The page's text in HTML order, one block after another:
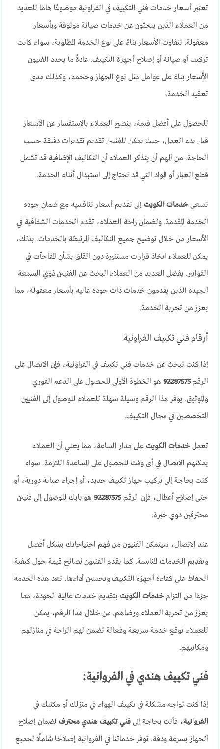
تعتبر أسعار خدمات فني التكييف في الفراونية موضوعًا هامًا للعديد
من العملاء الذين يبحثون عن خدمات صيانة موثوقة وبأسعار
معقولة. تتفاوت الأسعار بناءً على نوع الخدمة المطلوبة، سواء كانت
تركيب أو صيانة أو إصلاح أجهزة التكييف. عادةً ما يحدد الفنيون
الأسعار بناءً على عوامل مثل نوع الجهاز وحجمه، وكذلك مدى
تعقيد الخدمة.
للحصول على أفضل قيمة، ينصح العملاء بالاستفسار عن الأسعار
قبل بدء العمل، حيث يمكن للفنيين تقديم تقديرات دقيقة حسب
الحاجة. من المهم أن يتذكر العملاء أن التكاليف الإضافية قد تشمل
قطع الغيار أو المواد التي قد تحتاج إلى استبدال أثناء الخدمة.
تسعىخدمات الكويت إلى تقديم أسعار تنافسية مع ضمان جودة
الخدمة المقدمة. ولضمان راحة العملاء، تقدم الخدمات الشفافية في
الأسعار من خلال توضيح جميع التكاليف المرتبطة بالخدمات. بذلك،
يمكن للعملاء اتخاذ قرارات مستنيرة دون القلق بشأن المفاجآت في
الفواتير. يفضل العديد من العملاء البحث عن الفنيين ذوي السمعة
الجيدة الذين يقدمون خدمات ذات جودة عالية بأسعار معقولة، مما
يعزز من تجربة الخدمة.
أرقام فني تكييف الفراونية
إذا كنت تبحث عن خدمات فني تكييف في الفراونية، فإن الاتصال على
الرقم92287575 هو الخطوة الأولى للحصول على الدعم الفوري
والموثوق. يوفر هذا الرقم وسيلة سهلة للعملاء للوصول إلى الفنيين
المتخصصين في مجال التكييف.
تعملخدمات الكويت على مدار الساعة، مما يعني أن العملاء
يمكنهم الاتصال في أي وقت للحصول على المساعدة اللازمة. سواء
كنت بحاجة إلى تركيب جهاز تكييف جديد، أو إجراء صيانة دورية، أو
حتى إصلاح أعطال، فإن الرقم92287575 هو بابك للوصول إلى فنيين
محترفين ذوي خبرة.
عند الاتصال، سيتمكن الفنيون من فهم احتياجاتك بشكل أفضل
وتقديم الخدمات المناسبة. كما يقدم الفنيون نصائح قيمة حول كيفية
الحفاظ على كفاءة أجهزة التكييف وتحسين أداءها. تعد هذه الخدمة
جزءًا من التزامخدمات الكويت بتقديم خدمات عالية الجودة، مما
يعزز من تجربة العملاء ورضاهم. من خلال هذا الرقم، يمكن
للعملاء توقع خدمة سريعة وفعالة تضمن لهم الراحة في منازلهم
ومكاتبهم.
فني تكييف هندي في الفروانية:
إذا كنت تواجه مشكلة في تكييف الهواء في منزلك أو مكتبك في
الفروانية، فأنت بحاجة إلىفني تكييف هندي محترف لضمان إصلاح
الجهاز بسرعة ودقة. توفر خدماتنا في الفروانية إصلاحًا شاملًا لجميع